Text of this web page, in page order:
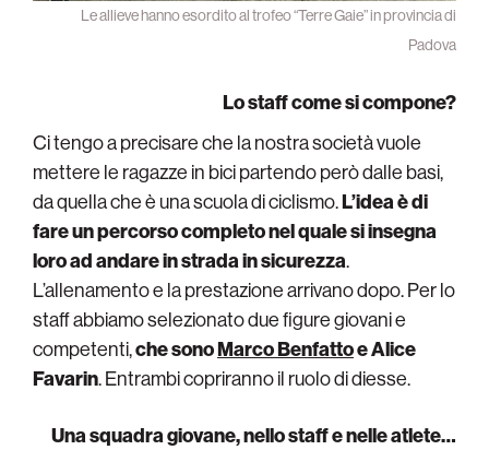
Le allieve hanno esordito al trofeo “Terre Gaie” in provincia di
Padova
Lo staff come si compone?
Ci tengo a precisare che la nostra società vuole
mettere le ragazze in bici partendo però dalle basi,
da quella che è una scuola di ciclismo.L’idea è di
fare un percorso completo nel quale si insegna
loro ad andare in strada in sicurezza.
L’allenamento e la prestazione arrivano dopo. Per lo
staff abbiamo selezionato due figure giovani e
competenti,che sonoMarco Benfattoe Alice
Favarin. Entrambi copriranno il ruolo di diesse.
Una squadra giovane, nello staff e nelle atlete…